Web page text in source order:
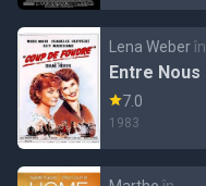
Lena Weberîn
Entre Nous
7.0
1983